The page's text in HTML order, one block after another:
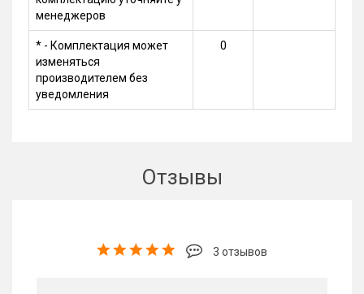
менеджеров
* - Комплектация может
изменяться
производителем без
уведомления
0
Отзывы
3 отзывов